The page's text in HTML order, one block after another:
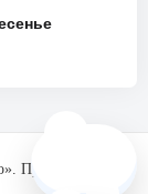
При поддержке